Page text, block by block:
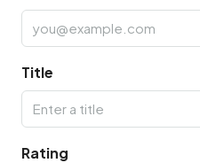
Title
Rating